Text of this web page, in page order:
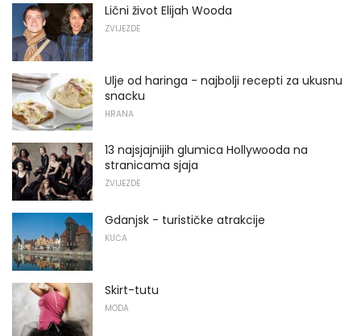
Lični život Elijah Wooda
ZVIJEZDE
Ulje od haringa - najbolji recepti za ukusnu
snacku
HRANA
13 najsjajnijih glumica Hollywooda na
stranicama sjaja
ZVIJEZDE
Gdanjsk - turističke atrakcije
KUĆA
Skirt-tutu
MODA